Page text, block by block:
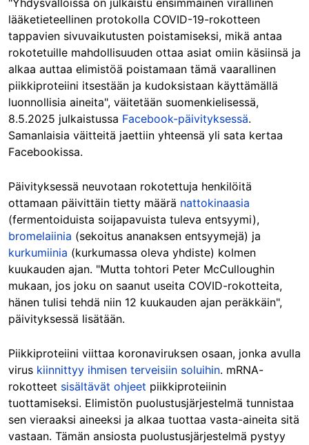
"Yhdysvalloissa on julkaistu ensimmäinen virallinen
lääketieteellinen protokolla COVID-19-rokotteen
tappavien sivuvaikutusten poistamiseksi, mikä antaa
rokotetuille mahdollisuuden ottaa asiat omiin käsiinsä ja
alkaa auttaa elimistöä poistamaan tämä vaarallinen
piikkiproteiini itsestään ja kudoksistaan käyttämällä
luonnollisia aineita", väitetään suomenkielisessä,
8.5.2025 julkaistussa Facebook-päivityksessä.
Samanlaisia väitteitä jaettiin yhteensä yli sata kertaa
Facebookissa.
Päivityksessä neuvotaan rokotettuja henkilöitä
ottamaan päivittäin tietty määrä nattokinaasia
(fermentoiduista soijapavuista tuleva entsyymi),
bromelaiinia (sekoitus ananaksen entsyymejä) ja
kurkumiinia (kurkumassa oleva yhdiste) kolmen
kuukauden ajan. "Mutta tohtori Peter McCulloughin
mukaan, jos joku on saanut useita COVID-rokotteita,
hänen tulisi tehdä niin 12 kuukauden ajan peräkkäin",
päivityksessä lisätään.
Piikkiproteiini viittaa koronaviruksen osaan, jonka avulla
virus kiinnittyy ihmisen terveisiin soluihin. mRNA-
rokotteet sisältävät ohjeet piikkiproteiinin
tuottamiseksi. Elimistön puolustusjärjestelmä tunnistaa
sen vieraaksi aineeksi ja alkaa tuottaa vasta-aineita sitä
vastaan. Tämän ansiosta puolustusjärjestelmä pystyy